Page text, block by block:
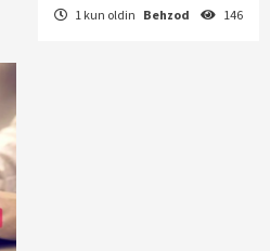
1 kun oldin Behzod 146